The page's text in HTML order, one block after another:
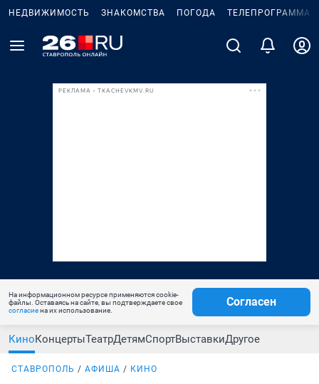
НЕДВИЖИМОСТЬ ЗНАКОМСТВА ПОГОДА ТЕЛЕПРОГРАММА
РЕКЛАМА • TKACHEVKMV.RU
На информационном ресурсе применяются cookie-
файлы. Оставаясь на сайте, вы подтверждаете свое
согласиена их использование.
Согласен
КиноКонцертыТеатрДетямСпортВыставкиДругое
СТАВРОПОЛЬ АФИША КИНО